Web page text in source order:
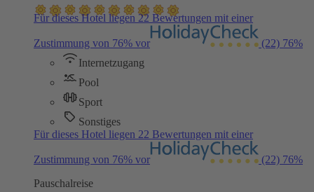
Für dieses Hotel liegen 22 Bewertungen mit einer
Zustimmung von 76% vor (22) 76%
Internetzugang
Pool
Sport
Sonstiges
Für dieses Hotel liegen 22 Bewertungen mit einer
Zustimmung von 76% vor (22) 76%
Pauschalreise